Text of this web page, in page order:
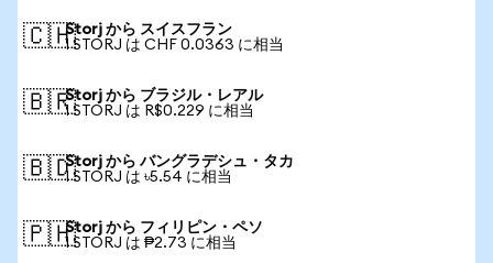
🇨🇭Storj から スイスフラン
1 STORJ は CHF 0.0363 に相当
🇧🇷Storj から ブラジル・レアル
1 STORJ は R$0.229 に相当
🇧🇩Storj から バングラデシュ・タカ
1 STORJ は ৳5.54 に相当
🇵🇭Storj から フィリピン・ペソ
1 STORJ は ₱2.73 に相当